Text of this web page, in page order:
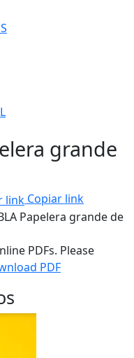
grande
Copiar link
Papelera grande de
PDFs. Please
PDF